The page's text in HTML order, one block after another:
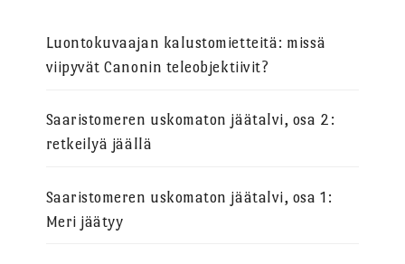
Luontokuvaajan kalustomietteitä: missä
viipyvät Canonin teleobjektiivit?
Saaristomeren uskomaton jäätalvi, osa 2:
retkeilyä jäällä
Saaristomeren uskomaton jäätalvi, osa 1:
Meri jäätyy